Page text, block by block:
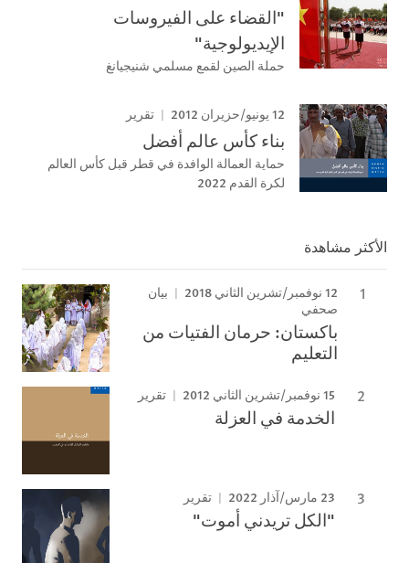
"القضاء على الفيروسات
الإيديولوجية"
حملة الصين لقمع مسلمي شنيجيانغ
12 يونيو/حزيران 2012 تقرير
بناء كأس عالم أفضل
حماية العمالة الوافدة في قطر قبل كأس العالم
لكرة القدم 2022
الأكثر مشاهدة
12 نوفمبر/تشرين الثاني 2018
بيان
صحفي
باكستان: حرمان الفتيات من
التعليم
15 نوفمبر/تشرين الثاني 2012 تقرير
الخدمة في العزلة
23 مارس/آذار 2022 تقرير
"الكل تريدني أموت"